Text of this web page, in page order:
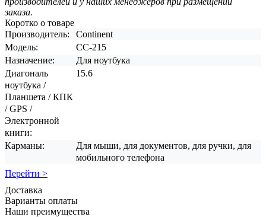
заказа.
Коротко о товаре
Производитель:
Continent
Модель:
CC-215
Назначение:
Для ноутбука
Диагональ
ноутбука /
Планшета / КПК
/ GPS /
Электронной
книги:
15.6
Карманы:
Для мыши, для документов, для ручки, для
мобильного телефона
Перейти >
Доставка
Варианты оплаты
Наши преимущества